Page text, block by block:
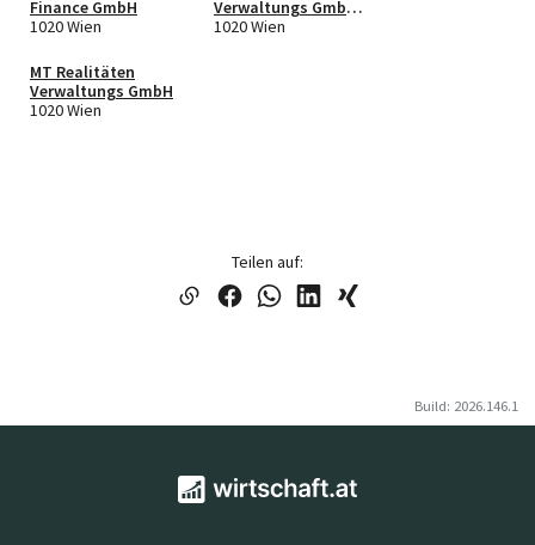
Finance GmbH
1020 Wien
Verwaltungs GmbH
in Liqu.
1020 Wien
MT Realitäten
Verwaltungs GmbH
1020 Wien
Teilen auf:
Build: 2026.146.1